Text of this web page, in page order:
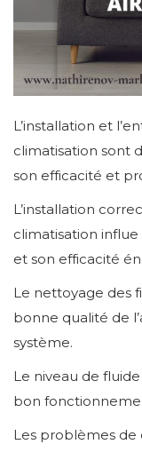
L’installation et
climatisation sont
son efficacité et
L’installation
climatisation
et son efficacité
Le nettoyage des
bonne qualité de
système.
Le niveau de
bon
Les problèmes de